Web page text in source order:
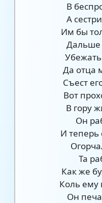
В
А
Им бы
Дальше
Да отца
Съест
Вот
В гору
Он
И теперь
Та
Как же
Коль ему
Он